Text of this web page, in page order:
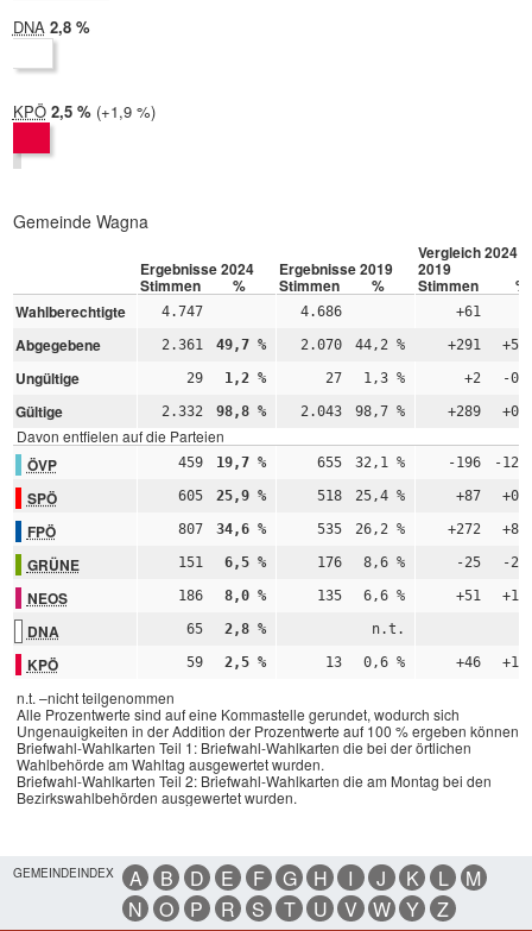
DNA 2024:
2,8 %
KPÖ 2024:
2,5 % Differenz:
+1,9 %
Gemeinde Wagna
Ergebnisse 2024 Ergebnisse 2019
Vergleich 2024 –
2019
Stimmen % Stimmen % Stimmen
%
Wahlberechtigte
4.747 4.686 +61
Abgegebene 2.361 49,7 % 2.070 44,2 % +291
Ungültige 29 1,2 % 27 1,3 % +2 -
Gültige 2.332 98,8 % 2.043 98,7 % +289
Davon entfielen auf die Parteien
ÖVP 459 19,7 % 655 32,1 % -196 -
SPÖ 605 25,9 % 518 25,4 % +87
FPÖ 807 34,6 % 535 26,2 % +272
GRÜNE 151 6,5 % 176 8,6 % -25 -
NEOS 186 8,0 % 135 6,6 % +51
DNA 65 2,8 % n.t.
KPÖ 59 2,5 % 13 0,6 % +46
n.t. –nicht teilgenommen
Alle Prozentwerte sind auf eine Kommastelle gerundet, wodurch sich
Ungenauigkeiten in der Addition der Prozentwerte auf 100 % ergeben können.
Briefwahl-Wahlkarten Teil 1: Briefwahl-Wahlkarten die bei der örtlichen
Wahlbehörde am Wahltag ausgewertet wurden.
Briefwahl-Wahlkarten Teil 2: Briefwahl-Wahlkarten die am Montag bei den
Bezirkswahlbehörden ausgewertet wurden.
GEMEINDEINDEX A B D E F G H I J K L
M
N
O P R S T U V W Y Z